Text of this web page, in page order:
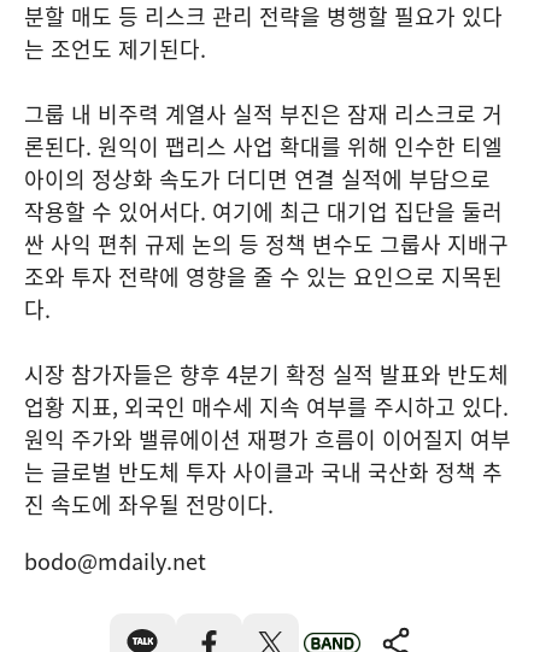
분할 매도 등 리스크 관리 전략을 병행할 필요가 있다
는 조언도 제기된다.
그룹 내 비주력 계열사 실적 부진은 잠재 리스크로 거
론된다. 원익이 팹리스 사업 확대를 위해 인수한 티엘
아이의 정상화 속도가 더디면 연결 실적에 부담으로
작용할 수 있어서다. 여기에 최근 대기업 집단을 둘러
싼 사익 편취 규제 논의 등 정책 변수도 그룹사 지배구
조와 투자 전략에 영향을 줄 수 있는 요인으로 지목된
다.
시장 참가자들은 향후 4분기 확정 실적 발표와 반도체
업황 지표, 외국인 매수세 지속 여부를 주시하고 있다.
원익 주가와 밸류에이션 재평가 흐름이 이어질지 여부
는 글로벌 반도체 투자 사이클과 국내 국산화 정책 추
진 속도에 좌우될 전망이다.
bodo@mdaily.net